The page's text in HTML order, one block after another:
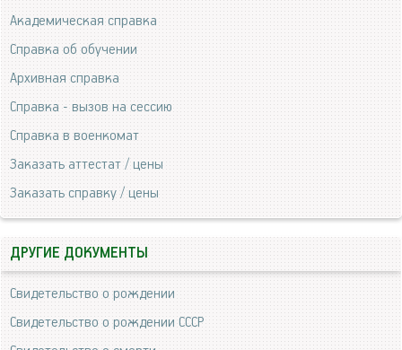
Академическая справка
Справка об обучении
Архивная справка
Справка - вызов на сессию
Справка в военкомат
Заказать аттестат / цены
Заказать справку / цены
ДРУГИЕ ДОКУМЕНТЫ
Свидетельство о рождении
Свидетельство о рождении СССР